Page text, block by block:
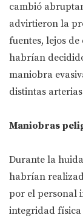
cambió
advirtieron la
fuentes, lejos
habrían
maniobra
distintas
Maniobras
Durante la
habrían
por el personal
integridad física